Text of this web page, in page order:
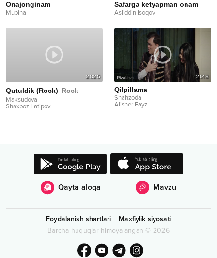
Onajonginam
Mubina
Safarga ketyapman onam
Asliddin Isoqov
2025
Qutuldik (Rock) Rock
Maksudova
Shaxboz Latipov
2018
Qilpillama
Shahzoda
Alisher Fayz
Qayta aloqa Mavzu
Foydalanish shartlari
Maxfiylik siyosati
Barcha huquqlar himoyalangan © 2026